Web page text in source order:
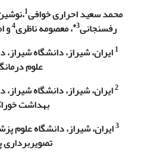
محمد سعید احراری خوافی1،
رفسنجانی3* ، معصومه ناظری4و
1ایران، شیراز، دانشگاه
علوم
2ایران، شیراز، دانشگاه
بهداشت
3ایران، شیراز، دانشگاه علوم